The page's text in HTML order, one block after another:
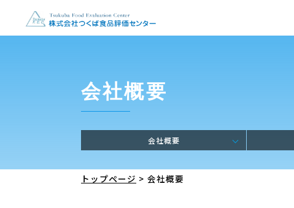
会社概要
会社概要
トップページ > 会社概要